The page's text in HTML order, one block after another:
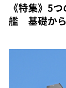
《特集》5
艦 基礎から